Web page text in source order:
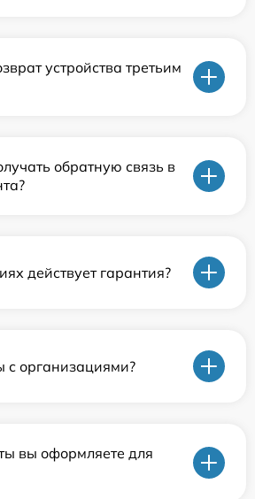
устройства третьим
обратную связь в
действует гарантия?
с организациями?
вы оформляете для